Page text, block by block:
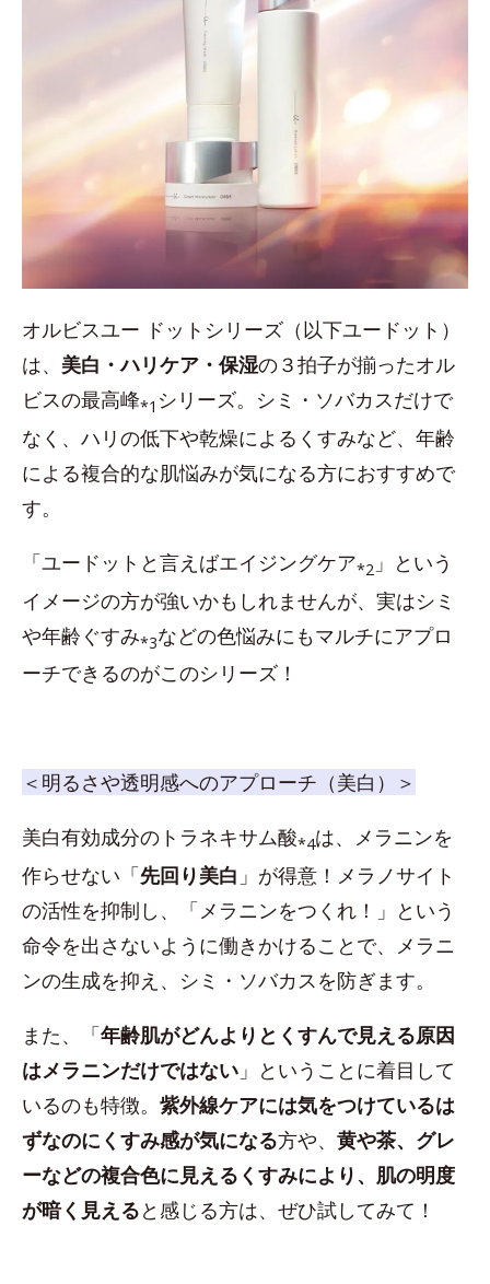
オルビスユー ドットシリーズ（以下ユードット）
は、 美白・ハリケア・保湿の３拍子が揃ったオル
ビスの最高峰*1 シリーズ。シミ・ソバカスだけで
なく、ハリの低下や乾燥によるくすみなど、年齢
による複合的な肌悩みが気になる方におすすめで
す。
「ユードットと言えばエイジングケア*2 」という
イメージの方が強いかもしれませんが、実はシミ
や年齢ぐすみ*3などの色悩みにもマルチにアプロ
ーチできるのがこのシリーズ！
＜明るさや透明感へのアプローチ（美白）＞
美白有効成分のトラネキサム酸*4は、メラニンを
作らせない「先回り美白 」が得意！メラノサイト
の活性を抑制し、「メラニンをつくれ！」という
命令を出さないように働きかけることで、メラニ
ンの生成を抑え、シミ・ソバカスを防ぎます。
また、「年齢肌がどんよりとくすんで見える原因
はメラニンだけではない 」ということに着目して
いるのも特徴。 紫外線ケアには気をつけているは
ずなのにくすみ感が気になる方や、 黄や茶、グレ
ーなどの複合色に見えるくすみにより、肌の明度
が暗く見えると感じる方は、ぜひ試してみて！